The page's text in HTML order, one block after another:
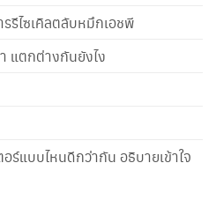
รีไซเคิลตลับหมึกเอชพี
แตกต่างกันยังไง
ร์แบบไหนดีกว่ากัน อธิบายเข้าใจ